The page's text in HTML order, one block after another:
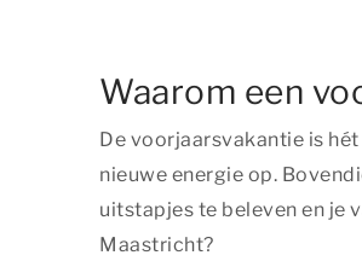
Waarom een
De voorjaarsvakantie is
nieuwe energie op.
uitstapjes te beleven en je
Maastricht?